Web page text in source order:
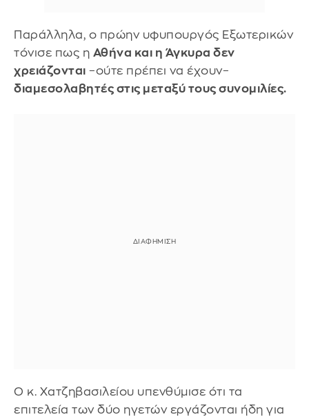
Παράλληλα, ο πρώην υφυπουργός Εξωτερικών
τόνισε πως η Αθήνα και η Άγκυρα δεν
χρειάζονται –ούτε πρέπει να έχουν–
διαμεσολαβητές στις μεταξύ τους συνομιλίες.
Ο κ. Χατζηβασιλείου υπενθύμισε ότι τα
επιτελεία των δύο ηγετών εργάζονται ήδη για